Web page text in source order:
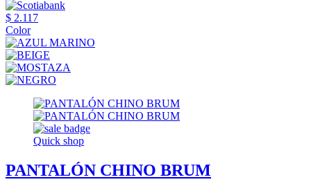
$ 2.117
Color
Quick shop
PANTALÓN CHINO BRUM